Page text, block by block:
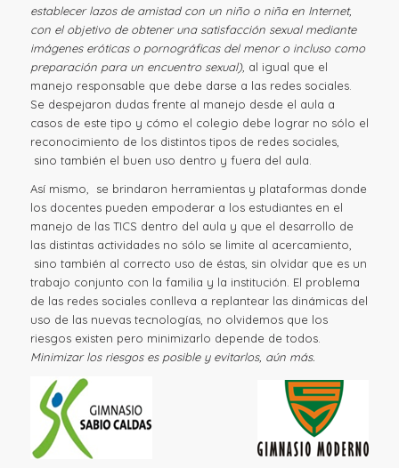
establecer lazos de amistad con un niño o niña en Internet,
con el objetivo de obtener una satisfacción sexual mediante
imágenes eróticas o pornográficas del menor o incluso como
preparación para un encuentro sexual), al igual que el
manejo responsable que debe darse a las redes sociales.
Se despejaron dudas frente al manejo desde el aula a
casos de este tipo y cómo el colegio debe lograr no sólo el
reconocimiento de los distintos tipos de redes sociales,
sino también el buen uso dentro y fuera del aula.
Así mismo, se brindaron herramientas y plataformas donde
los docentes pueden empoderar a los estudiantes en el
manejo de las TICS dentro del aula y que el desarrollo de
las distintas actividades no sólo se limite al acercamiento,
sino también al correcto uso de éstas, sin olvidar que es un
trabajo conjunto con la familia y la institución. El problema
de las redes sociales conlleva a replantear las dinámicas del
uso de las nuevas tecnologías, no olvidemos que los
riesgos existen pero minimizarlo depende de todos.
Minimizar los riesgos es posible y evitarlos, aún más.